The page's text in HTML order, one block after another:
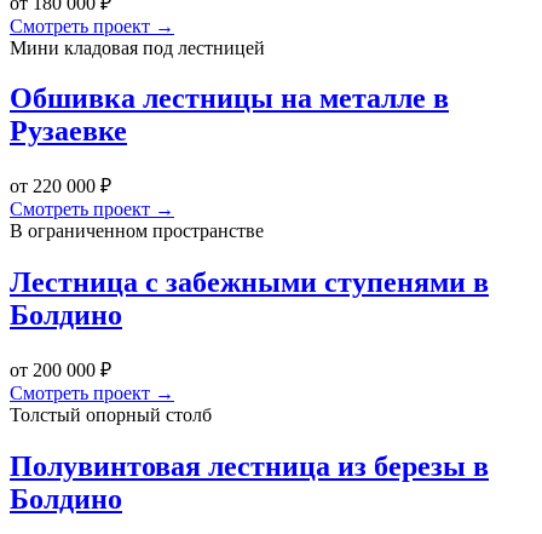
Смотреть проект →
Мини кладовая под лестницей
Обшивка лестницы на металле в
Рузаевке
от 220 000 ₽
Смотреть проект →
В ограниченном пространстве
Лестница с забежными ступенями в
Болдино
от 200 000 ₽
Смотреть проект →
Толстый опорный столб
Полувинтовая лестница из березы в
Болдино